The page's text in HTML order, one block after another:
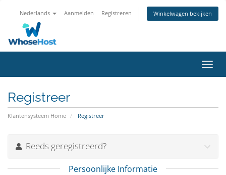
Nederlands Aanmelden Registreren Winkelwagen bekijken
in-/
Registreer
Klantensysteem Home Registreer
Reeds geregistreerd?
Persoonlijke Informatie